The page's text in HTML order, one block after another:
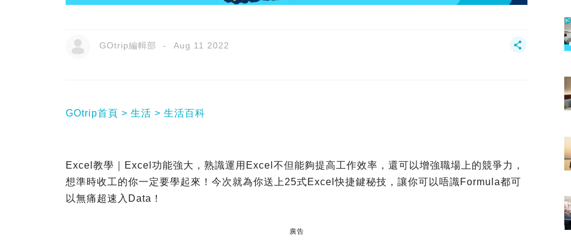
GOtrip編輯部 Aug 11 2022
GOtrip首頁 生活 生活百科
Excel教學｜Excel功能強大，熟識運用Excel不但能夠提高工作效率，還可以增強職場上的競爭力，
想準時收工的你一定要學起來！今次就為你送上25式Excel快捷鍵秘技，讓你可以唔識Formula都可
以無痛超速入Data！
廣告